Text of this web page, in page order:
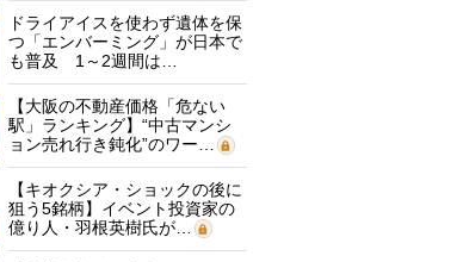
ドライアイスを使わず遺体を保
つ「エンバーミング」が日本で
も普及 1～2週間は…
【大阪の不動産価格「危ない
駅」ランキング】“中古マンシ
ョン売れ行き鈍化”のワー…
【キオクシア・ショックの後に
狙う5銘柄】イベント投資家の
億り人・羽根英樹氏が…